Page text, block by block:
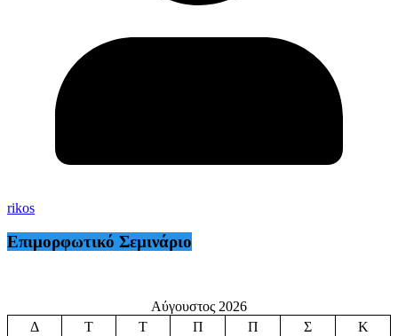
rikos
Επιμορφωτικό Σεμινάριο
Αύγουστος 2026
Δ
Τ Τ Π Π Σ
Κ